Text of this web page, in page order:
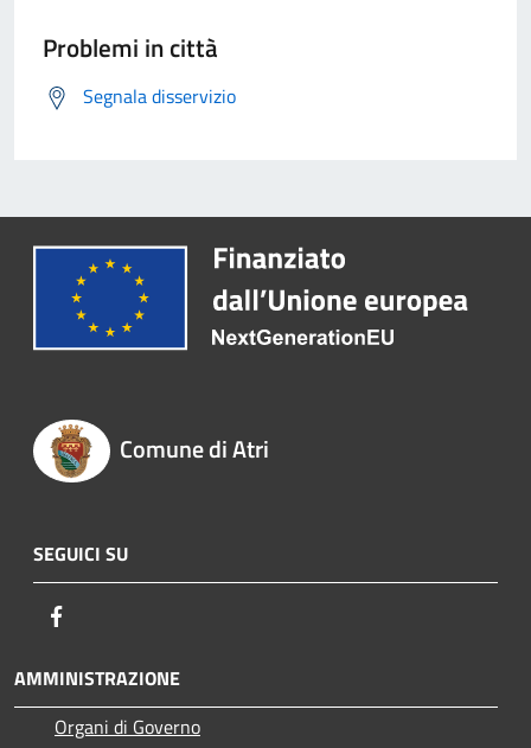
Problemi in città
Segnala disservizio
Comune di Atri
SEGUICI SU
AMMINISTRAZIONE
Organi di Governo